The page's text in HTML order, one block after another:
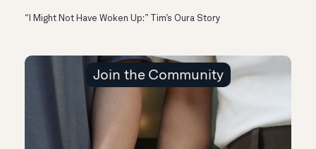
“I Might Not Have Woken Up:” Tim’s Oura Story
Join the Community